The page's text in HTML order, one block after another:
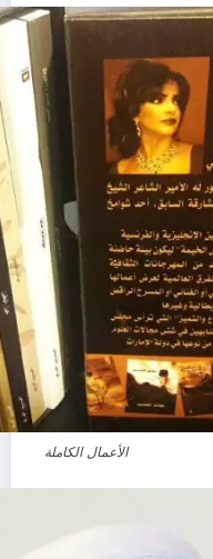
الأعمال الكاملة